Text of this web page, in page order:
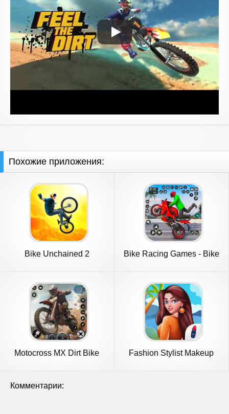
Похожие приложения:
Bike Unchained 2
Bike Racing Games - Bike
Motocross MX Dirt Bike
Fashion Stylist Makeup
Комментарии: